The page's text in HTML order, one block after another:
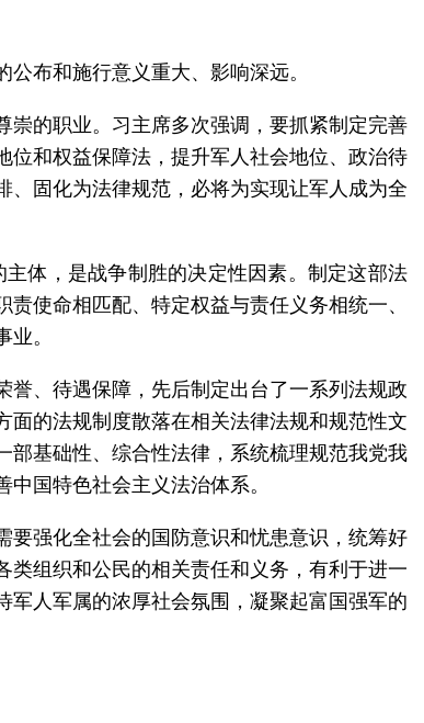
布和施行意义重大、影响深远。
的职业。习主席多次强调，要抓紧制定完善
和权益保障法，提升军人社会地位、政治待
固化为法律规范，必将为实现让军人成为全
体，是战争制胜的决定性因素。制定这部法
使命相匹配、特定权益与责任义务相统一、
。
、待遇保障，先后制定出台了一系列法规政
的法规制度散落在相关法律法规和规范性文
基础性、综合性法律，系统梳理规范我党我
国特色社会主义法治体系。
强化全社会的国防意识和忧患意识，统筹好
组织和公民的相关责任和义务，有利于进一
人军属的浓厚社会氛围，凝聚起富国强军的